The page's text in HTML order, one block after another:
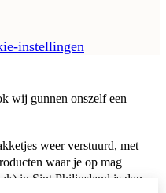
instellingen
wij gunnen onszelf een
weer verstuurd, met
waar je op mag
in Sint Philipsland is dan